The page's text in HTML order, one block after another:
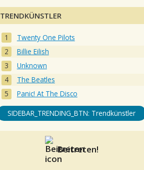
TRENDKÜNSTLER
Twenty One Pilots
Billie Eilish
Unknown
The Beatles
Panic! At The Disco
SIDEBAR_TRENDING_BTN: Trendkünstler
Beitreten!